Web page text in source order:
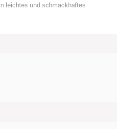
leichtes und schmackhaftes